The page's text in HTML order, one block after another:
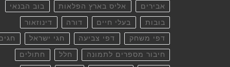
אבירים אליס בארץ הפלאות בוב הבנאי
בובות בעלי חיים דורה דינוזאור
דפי משחק דפי צביעה חגי ישראל
חיבור מספרים לתמונה חלל חתולים